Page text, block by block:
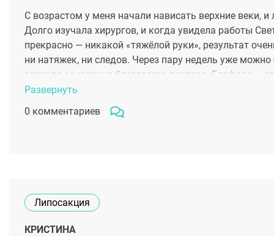
С возрастом у меня начали нависать верхние веки,
Долго изучала хирургов, и когда увидела работы
прекрасно — никакой «тяжёлой руки», результат
ни натяжек, ни следов. Через пару недель уже
зеркало, мысленно благодарю доктора. Блефаро —
Развернуть
0 комментариев
Липосакция
КРИСТИНА